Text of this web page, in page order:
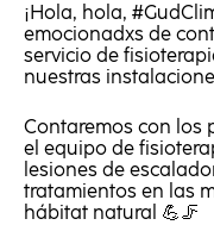
¡Hola, hola,
emocionadxs de
servicio de
nuestras
Contaremos con los
el equipo de
lesiones de
tratamientos en las
hábitat natural 💪🦵